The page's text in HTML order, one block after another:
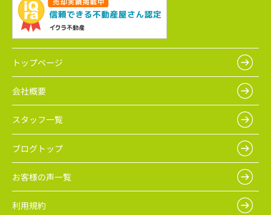
トップページ
会社概要
スタッフ一覧
ブログトップ
お客様の声一覧
利用規約